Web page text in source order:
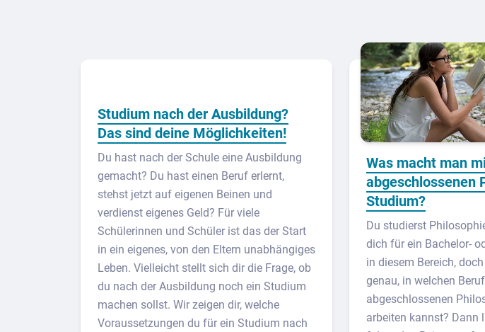
Studium nach der Ausbildung?
Das sind deine Möglichkeiten!
Du hast nach der Schule eine Ausbildung
gemacht? Du hast einen Beruf erlernt,
stehst jetzt auf eigenen Beinen und
verdienst eigenes Geld? Für viele
Schülerinnen und Schüler ist das der Start
in ein eigenes, von den Eltern unabhängiges
Leben. Vielleicht stellt sich dir die Frage, ob
du nach der Ausbildung noch ein Studium
machen sollst. Wir zeigen dir, welche
Voraussetzungen du für ein Studium nach
Was macht man
abgeschlossenen
Studium?
Du studierst
dich für ein Bachelor-
in diesem Bereich,
genau, in welchen
abgeschlossenen
arbeiten kannst? Dann